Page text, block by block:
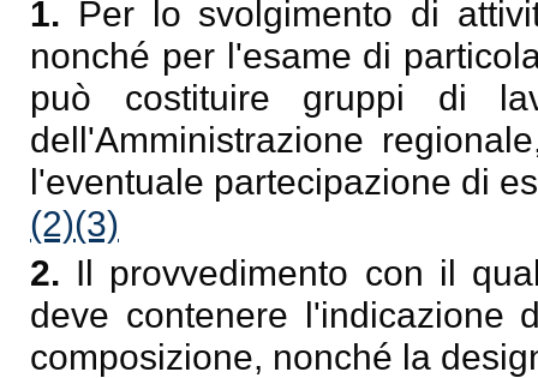
1. Per lo svolgimento di
nonché per l'esame di
può costituire gruppi di
dell'Amministrazione
l'eventuale partecipazione di
(2)(3)
2. Il provvedimento con il
deve contenere l'indicazione
composizione, nonché la